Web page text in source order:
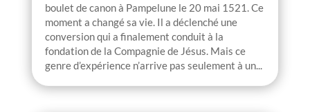
boulet de canon à Pampelune le 20 mai 1521. Ce
moment a changé sa vie. Il a déclenché une
conversion qui a finalement conduit à la
fondation de la Compagnie de Jésus. Mais ce
genre d’expérience n’arrive pas seulement à un...